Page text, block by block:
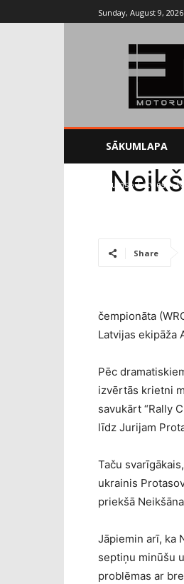
Sunday, August 9, 2026
SĀKUMLAPA
Sākums Latvieši
Share
čempionāta
Latvijas ekipāža
Pēc
izvērtās krietni
savukārt “Rally
līdz Jurijam
Taču
ukrainis
priekšā
Jāpiemin arī, ka
septiņu minūšu
problēmas ar